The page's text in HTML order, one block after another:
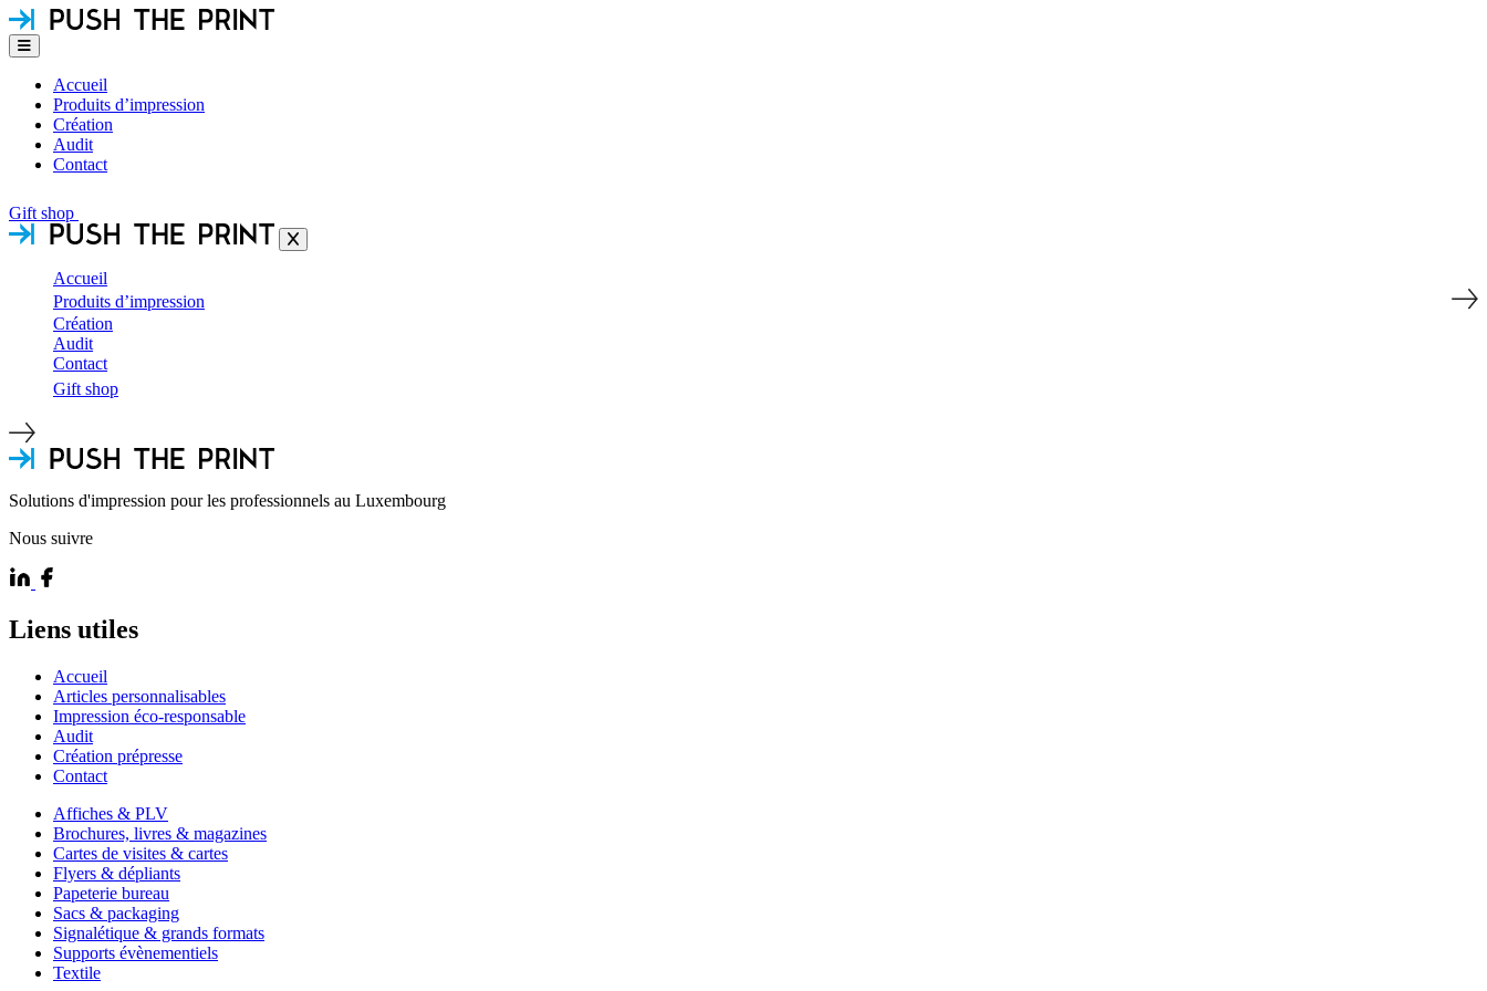
Accueil
Produits d’impression
Création
Audit
Contact
Gift shop
Accueil
Produits d’impression
Création
Audit
Contact
Gift shop
Solutions d'impression pour les professionnels au Luxembourg
Nous suivre
Liens utiles
Accueil
Articles personnalisables
Impression éco-responsable
Audit
Création prépresse
Contact
Affiches & PLV
Brochures, livres & magazines
Cartes de visites & cartes
Flyers & dépliants
Papeterie bureau
Sacs & packaging
Signalétique & grands formats
Supports évènementiels
Textile